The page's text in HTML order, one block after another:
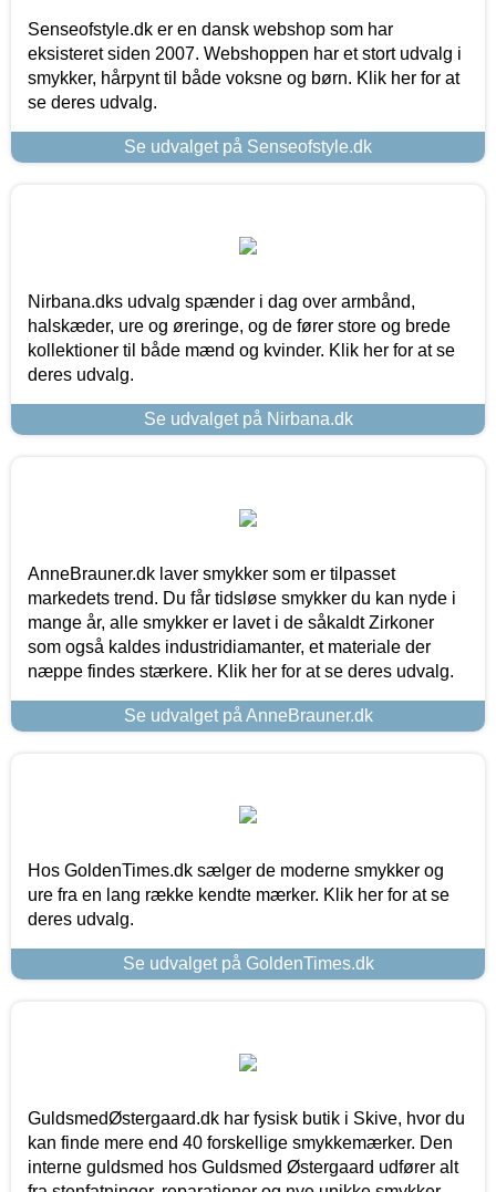
Senseofstyle.dk er en dansk webshop som har
eksisteret siden 2007. Webshoppen har et stort udvalg i
smykker, hårpynt til både voksne og børn. Klik her for at
se deres udvalg.
Se udvalget på Senseofstyle.dk
Nirbana.dks udvalg spænder i dag over armbånd,
halskæder, ure og øreringe, og de fører store og brede
kollektioner til både mænd og kvinder. Klik her for at se
deres udvalg.
Se udvalget på Nirbana.dk
AnneBrauner.dk laver smykker som er tilpasset
markedets trend. Du får tidsløse smykker du kan nyde i
mange år, alle smykker er lavet i de såkaldt Zirkoner
som også kaldes industridiamanter, et materiale der
næppe findes stærkere. Klik her for at se deres udvalg.
Se udvalget på AnneBrauner.dk
Hos GoldenTimes.dk sælger de moderne smykker og
ure fra en lang række kendte mærker. Klik her for at se
deres udvalg.
Se udvalget på GoldenTimes.dk
GuldsmedØstergaard.dk har fysisk butik i Skive, hvor du
kan finde mere end 40 forskellige smykkemærker. Den
interne guldsmed hos Guldsmed Østergaard udfører alt